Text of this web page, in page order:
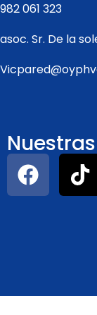
982 061 323
asoc. Sr. De la